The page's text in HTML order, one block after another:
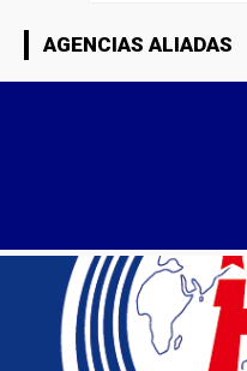
AGENCIAS ALIADAS